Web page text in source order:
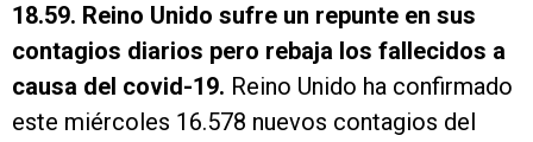
18.59. Reino Unido sufre un repunte en sus
contagios diarios pero rebaja los fallecidos a
causa del covid-19. Reino Unido ha confirmado
este miércoles 16.578 nuevos contagios del